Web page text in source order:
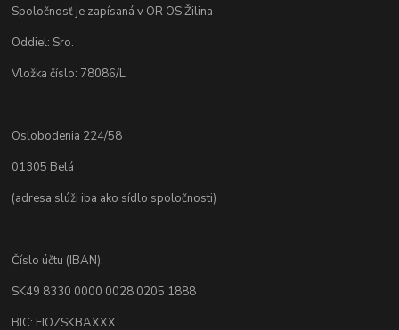
Spoločnosť je zapísaná v OR OS Žilina
Oddiel: Sro.
Vložka číslo: 78086/L
Oslobodenia 224/58
01305 Belá
(adresa slúži iba ako sídlo spoločnosti)
Číslo účtu (IBAN):
SK49 8330 0000 0028 0205 1888
BIC: FIOZSKBAXXX